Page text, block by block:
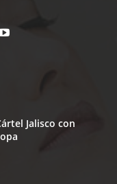
Jalisco con